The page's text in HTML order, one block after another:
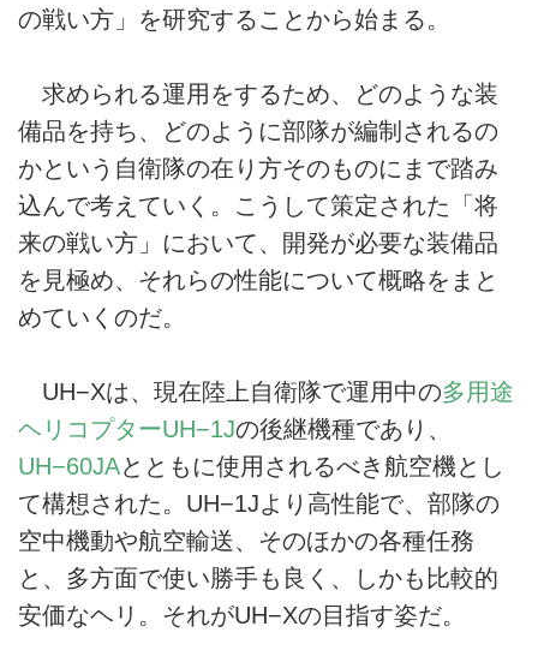
の戦い方」を研究することから始まる。
求められる運用をするため、どのような装
備品を持ち、どのように部隊が編制されるの
かという自衛隊の在り方そのものにまで踏み
込んで考えていく。こうして策定された「将
来の戦い方」において、開発が必要な装備品
を見極め、それらの性能について概略をまと
めていくのだ。
UH−Xは、現在陸上自衛隊で運用中の多用途
ヘリコプターUH−1Jの後継機種であり、
UH−60JAとともに使用されるべき航空機とし
て構想された。UH−1Jより高性能で、部隊の
空中機動や航空輸送、そのほかの各種任務
と、多方面で使い勝手も良く、しかも比較的
安価なヘリ。それがUH−Xの目指す姿だ。